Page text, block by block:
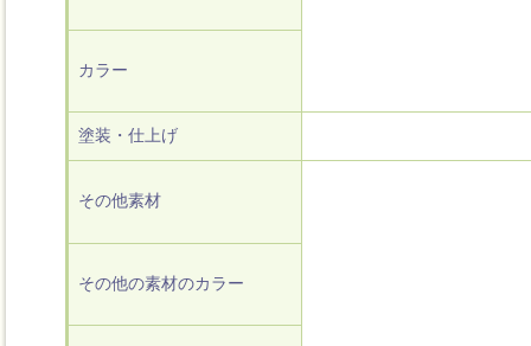
カラー
塗装・仕上げ
その他素材
その他の素材のカラー